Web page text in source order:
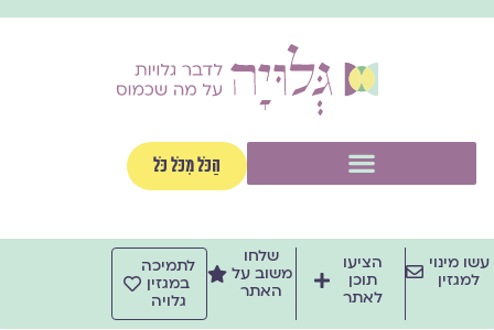
הַכֹּל מִכֹּל כֹּל
מינוי
למגזין
הציעו
תוכן
לאתר
שלחו
משוב על
האתר
לתמיכה
במגזין
גלויה